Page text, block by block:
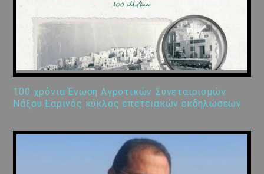
100 χρόνια Ένωση Αγροτικών Συνεταιρισμών
Νάξου Εαρινός κύκλος επετειακών εκδηλώσεων